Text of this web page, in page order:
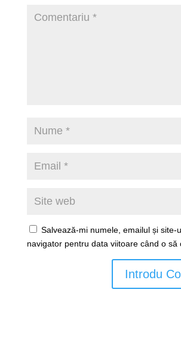
Salvează-mi numele, emailul și site-
navigator pentru data viitoare când o să